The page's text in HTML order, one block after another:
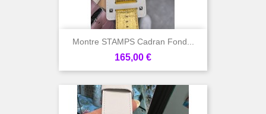
Montre STAMPS Cadran Fond...
Prix
165,00 €